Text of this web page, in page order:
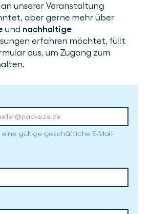
unserer Veranstaltung
aber gerne mehr über
und nachhaltige
erfahren möchtet, füllt
aus, um Zugang zum
eine gültige geschäftliche E-Mail-